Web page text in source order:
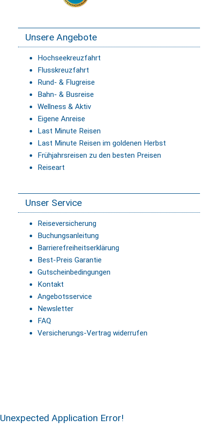
Unsere Angebote
Hochseekreuzfahrt
Flusskreuzfahrt
Rund- & Flugreise
Bahn- & Busreise
Wellness & Aktiv
Eigene Anreise
Last Minute Reisen
Last Minute Reisen im goldenen Herbst
Frühjahrsreisen zu den besten Preisen
Reiseart
Unser Service
Reiseversicherung
Buchungsanleitung
Barrierefreiheitserklärung
Best-Preis Garantie
Gutscheinbedingungen
Kontakt
Angebotsservice
Newsletter
FAQ
Versicherungs-Vertrag widerrufen
Unexpected Application Error!